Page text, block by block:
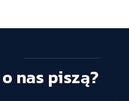
o nas piszą?